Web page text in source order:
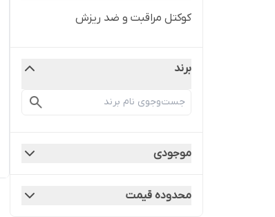
کوکتل مراقبت و ضد ریزش
برند
موجودی
محدوده قیمت